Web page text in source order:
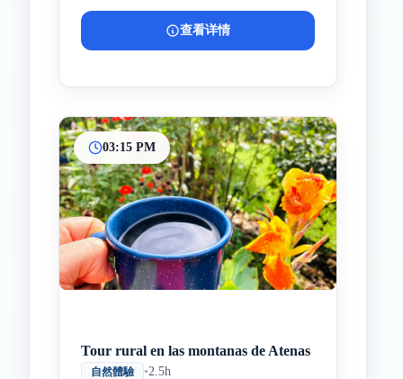
查看详情
03:15 PM
Tour rural en las montanas de Atenas
自然體驗 •2.5h